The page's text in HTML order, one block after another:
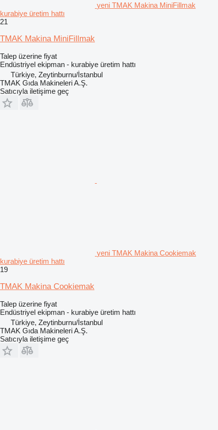
yeni TMAK Makina MiniFillmak
kurabiye üretim hattı
21
TMAK Makina MiniFillmak
Talep üzerine fiyat
Endüstriyel ekipman - kurabiye üretim hattı
Türkiye, Zeytinburnu/İstanbul
TMAK Gıda Makineleri A.Ş.
Satıcıyla iletişime geç
yeni TMAK Makina Cookiemak
kurabiye üretim hattı
19
TMAK Makina Cookiemak
Talep üzerine fiyat
Endüstriyel ekipman - kurabiye üretim hattı
Türkiye, Zeytinburnu/İstanbul
TMAK Gıda Makineleri A.Ş.
Satıcıyla iletişime geç